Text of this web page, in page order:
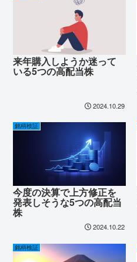
来年購入しようか迷って
いる5つの高配当株
2024.10.29
銘柄検証
今度の決算で上方修正を
発表しそうな5つの高配当
株
2024.10.22
銘柄検証